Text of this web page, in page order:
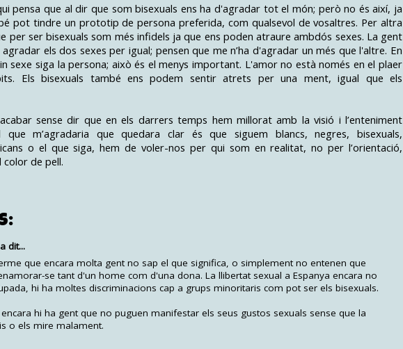
pensa que al dir que som bisexuals ens ha d'agradar tot el món; però no és així, ja
pot tindre un prototip de persona preferida, com qualsevol de vosaltres. Per altra
per ser bisexuals som més infidels ja que ens poden atraure ambdós sexes. La gent
els dos sexes per igual; pensen que me n’ha d'agradar un més que l'altre. En
sexe siga la persona; això és el menys important. L'amor no està només en el plaer
Els bisexuals també ens podem sentir atrets per una ment, igual que els
sense dir que en els darrers temps hem millorat amb la visió i l’enteniment
que m’agradaria que quedara clar és que siguem blancs, negres, bisexuals,
o el que siga, hem de voler-nos per qui som en realitat, no per l’orientació,
color de pell.
dit...
que encara molta gent no sap el que significa, o simplement no entenen que
se tant d'un home com d'una dona. La llibertat sexual a Espanya encara no
hi ha moltes discriminacions cap a grups minoritaris com pot ser els bisexuals.
hi ha gent que no puguen manifestar els seus gustos sexuals sense que la
o els mire malament.